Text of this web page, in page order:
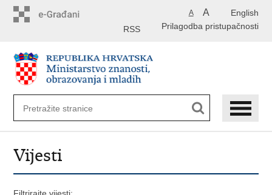
English
A A
Prilagodba pristupačnosti
RSS
Vijesti